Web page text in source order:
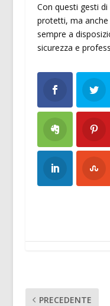
Con questi gesti
protetti, ma
sempre a
sicurezza e
PRECEDENTE